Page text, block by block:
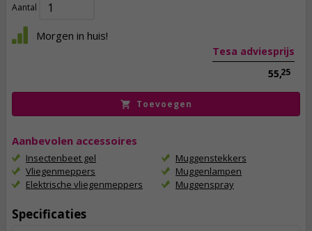
Tesa adviesprijs
55,25
Aantal
Morgen in huis!
Toevoegen
Aanbevolen accessoires
Insectenbeet gel
Vliegenmeppers
Elektrische vliegenmeppers
Muggenstekkers
Muggenlampen
Muggenspray
Specificaties